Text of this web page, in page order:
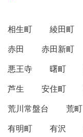
相生町 綾田町
赤田
赤田新町
悪王寺
曙町
芦生
安住町
荒川常盤台
荒町
有明町
有沢